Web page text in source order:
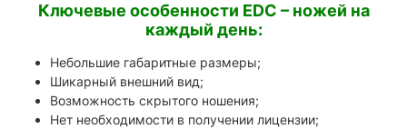
Ключевые особенности EDC – ножей на
каждый день:
Небольшие габаритные размеры;
Шикарный внешний вид;
Возможность скрытого ношения;
Нет необходимости в получении лицензии;